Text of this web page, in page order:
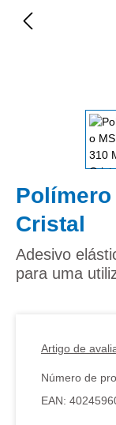
Polímero
Cristal
Adesivo
para uma
Artigo de
Número de
EAN: